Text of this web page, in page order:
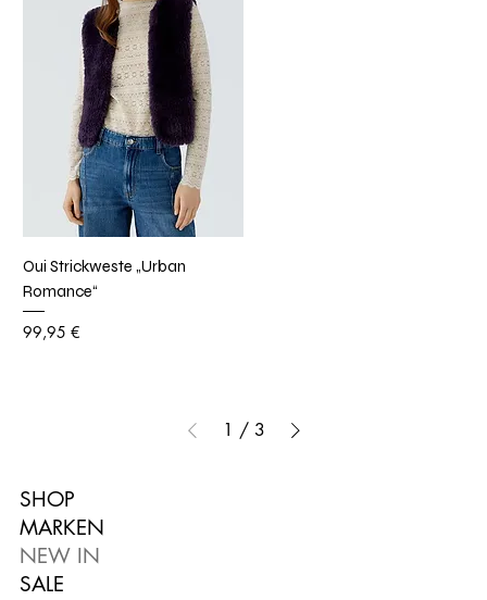
Oui Strickweste „Urban
Romance“
Preis
99,95 €
1 / 3
SHOP
MARKEN
NEW IN
SALE